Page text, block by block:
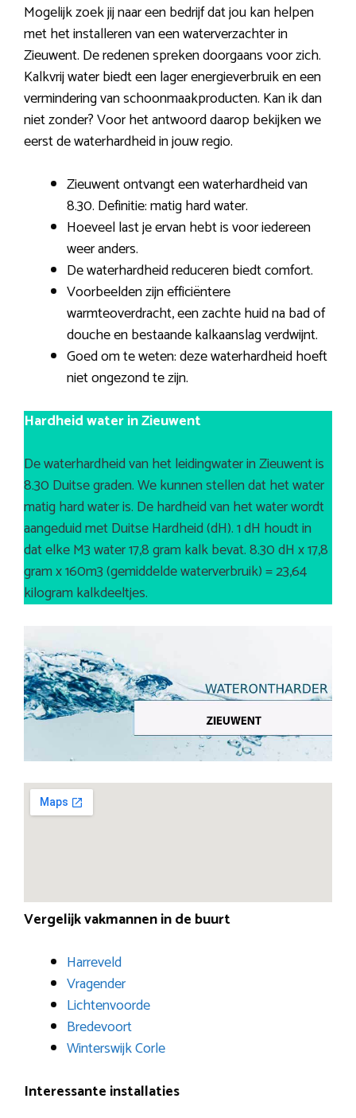
Mogelijk zoek jij naar een bedrijf dat jou kan helpen
met het installeren van een waterverzachter in
Zieuwent. De redenen spreken doorgaans voor zich.
Kalkvrij water biedt een lager energieverbruik en een
vermindering van schoonmaakproducten. Kan ik dan
niet zonder? Voor het antwoord daarop bekijken we
eerst de waterhardheid in jouw regio.
Zieuwent ontvangt een waterhardheid van
8.30. Definitie: matig hard water.
Hoeveel last je ervan hebt is voor iedereen
weer anders.
De waterhardheid reduceren biedt comfort.
Voorbeelden zijn efficiëntere
warmteoverdracht, een zachte huid na bad of
douche en bestaande kalkaanslag verdwijnt.
Goed om te weten: deze waterhardheid hoeft
niet ongezond te zijn.
Hardheid water in Zieuwent
De waterhardheid van het leidingwater in Zieuwent is
8.30 Duitse graden. We kunnen stellen dat het water
matig hard water is. De hardheid van het water wordt
aangeduid met Duitse Hardheid (dH). 1 dH houdt in
dat elke M3 water 17,8 gram kalk bevat. 8.30 dH x 17,8
gram x 160m3 (gemiddelde waterverbruik) = 23,64
kilogram kalkdeeltjes.
Vergelijk vakmannen in de buurt
Harreveld
Vragender
Lichtenvoorde
Bredevoort
Winterswijk Corle
Interessante installaties